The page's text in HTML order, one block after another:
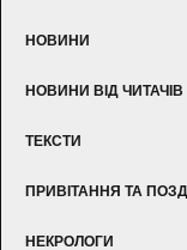
НОВИНИ
НОВИНИ ВІД ЧИТАЧІВ
ТЕКСТИ
ПРИВІТАННЯ ТА
НЕКРОЛОГИ